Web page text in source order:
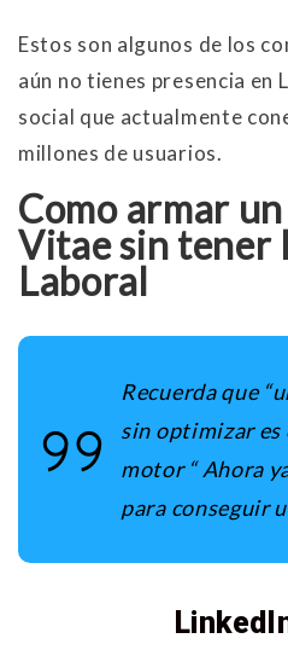
Estos son algunos de los
aún no tienes presencia en
social que actualmente
millones de usuarios.
Como armar
Vitae sin tener
Laboral
Recuerda que
sin optimizar es
motor “ Ahora
para conseguir